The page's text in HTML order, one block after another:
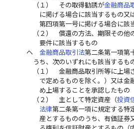
（１）
その取得勧誘が金融商品
に掲げる場合に該当するもの又
第四項第一号に掲げる場合に該
（２）
償還の方法、期限その他
要件に該当するもの
ヘ
金融商品取引法第二条第一項第
うち、次のいずれにも該当するも
（１）
金融商品取引所等に上場
で定めるものを除く。）又は金
め上場することを承認したもの
（２）
主として特定資産（投資
法律第二条第一項に規定する特
産とするもののうち、有価証券